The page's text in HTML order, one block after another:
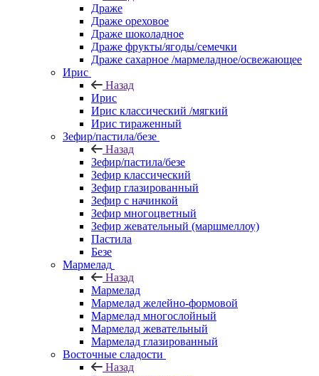
Драже
Драже ореховое
Драже шоколадное
Драже фрукты/ягоды/семечки
Драже сахарное /мармеладное/освежающее
Ирис
Назад
Ирис
Ирис классический /мягкий
Ирис тираженный
Зефир/пастила/безе
Назад
Зефир/пастила/безе
Зефир классический
Зефир глазированный
Зефир с начинкой
Зефир многоцветный
Зефир жевательный (маршмеллоу)
Пастила
Безе
Мармелад
Назад
Мармелад
Мармелад желейно-формовой
Мармелад многослойный
Мармелад жевательный
Мармелад глазированный
Восточные сладости
Назад